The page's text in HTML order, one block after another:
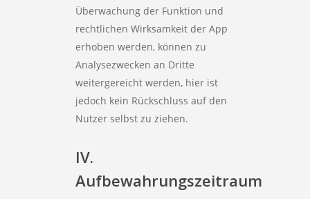
Überwachung der Funktion und
rechtlichen Wirksamkeit der App
erhoben werden, können zu
Analysezwecken an Dritte
weitergereicht werden, hier ist
jedoch kein Rückschluss auf den
Nutzer selbst zu ziehen.
IV.
Aufbewahrungszeitraum